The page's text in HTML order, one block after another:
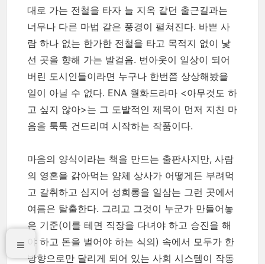
대로 가는 전철을 타자 늘 지옥 같던 출근길과는
너무나 다른 마법 같은 풍경이 펼쳐진다. 바쁜 사
람 하나 없는 한가한 전철을 타고 목적지 없이 낯
선 곳을 향해 가는 발걸음. 번아웃이 일상이 되어
버린 도시인들이라면 누구나 한번쯤 상상해봤을
일이 아닐 수 없다. ENA 월화드라마 <아무것도 하
고 싶지 않아>는 그 도발적인 제목이 먼저 지친 마
음을 툭툭 건드리며 시작하는 작품이다.
마음의 양식이라는 책을 만드는 출판사지만, 사람
의 영혼을 갉아먹는 얌체 상사가 어떻게든 부려먹
고 갈취하고 심지어 성희롱을 일삼는 그런 곳에서
여름은 탈출한다. 그리고 그것이 누군가 만들어놓
은 기준(이를 테면 직장을 다녀야 하고 승진을 해
야 하고 돈을 벌어야 하는 식의) 속에서 모두가 한
방향으로만 달리게 되어 있는 사회 시스템이 작동